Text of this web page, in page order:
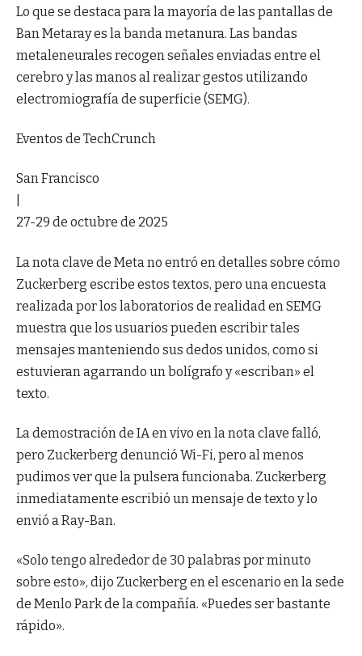
Lo que se destaca para la mayoría de las pantallas de
Ban Metaray es la banda metanura. Las bandas
metaleneurales recogen señales enviadas entre el
cerebro y las manos al realizar gestos utilizando
electromiografía de superficie (SEMG).
Eventos de TechCrunch
San Francisco
27-29 de octubre de 2025
La nota clave de Meta no entró en detalles sobre cómo
Zuckerberg escribe estos textos, pero una encuesta
realizada por los laboratorios de realidad en SEMG
muestra que los usuarios pueden escribir tales
mensajes manteniendo sus dedos unidos, como si
estuvieran agarrando un bolígrafo y «escriban» el
texto.
La demostración de IA en vivo en la nota clave falló,
pero Zuckerberg denunció Wi-Fi, pero al menos
pudimos ver que la pulsera funcionaba. Zuckerberg
inmediatamente escribió un mensaje de texto y lo
envió a Ray-Ban.
«Solo tengo alrededor de 30 palabras por minuto
sobre esto», dijo Zuckerberg en el escenario en la sede
de Menlo Park de la compañía. «Puedes ser bastante
rápido».